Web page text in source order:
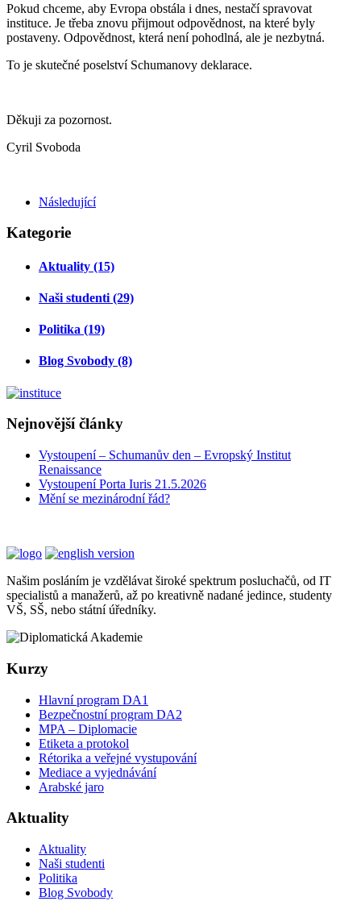
Pokud chceme, aby Evropa obstála i dnes, nestačí spravovat
instituce. Je třeba znovu přijmout odpovědnost, na které byly
postaveny. Odpovědnost, která není pohodlná, ale je nezbytná.
To je skutečné poselství Schumanovy deklarace.
Děkuji za pozornost.
Cyril Svoboda
Následující
Kategorie
Aktuality (15)
Naši studenti (29)
Politika (19)
Blog Svobody (8)
Nejnovější články
Vystoupení – Schumanův den – Evropský Institut
Renaissance
Vystoupení Porta Iuris 21.5.2026
Mění se mezinárodní řád?
Našim posláním je vzdělávat široké spektrum posluchačů, od IT
specialistů a manažerů, až po kreativně nadané jedince, studenty
VŠ, SŠ, nebo státní úředníky.
Kurzy
Hlavní program DA1
Bezpečnostní program DA2
MPA – Diplomacie
Etiketa a protokol
Rétorika a veřejné vystupování
Mediace a vyjednávání
Arabské jaro
Aktuality
Aktuality
Naši studenti
Politika
Blog Svobody